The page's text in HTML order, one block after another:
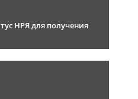
НРЯ для получения